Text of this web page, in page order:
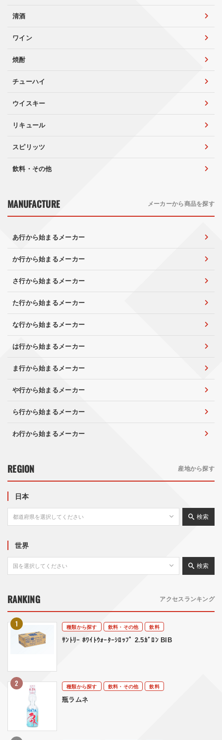
清酒
ワイン
焼酎
チューハイ
ウイスキー
リキュール
スピリッツ
飲料・その他
MANUFACTURE メーカーから商品を探す
あ行から始まるメーカー
か行から始まるメーカー
さ行から始まるメーカー
た行から始まるメーカー
な行から始まるメーカー
は行から始まるメーカー
ま行から始まるメーカー
や行から始まるメーカー
ら行から始まるメーカー
わ行から始まるメーカー
REGION 産地から探す
日本
検索
世界
検索
RANKING アクセスランキング
種類から探す 飲料・その他
飲料
ｻﾝﾄﾘｰ ﾎﾜｲﾄｳｫｰﾀｰｼﾛｯﾌﾟ 2.5ｶﾞﾛﾝ BIB
種類から探す 飲料・その他
飲料
瓶ラムネ